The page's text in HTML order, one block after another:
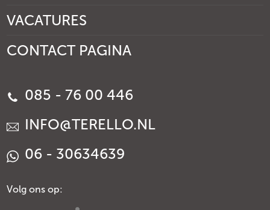
VACATURES
CONTACT PAGINA
085 - 76 00 446
INFO@TERELLO.NL
06 - 30634639
Volg ons op: